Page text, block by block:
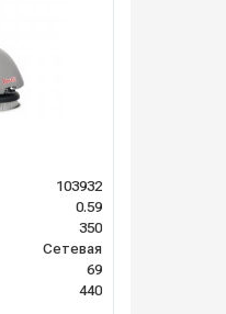
103932
0.59
350
Сетевая
69
440